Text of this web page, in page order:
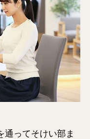
通ってそけい部ま